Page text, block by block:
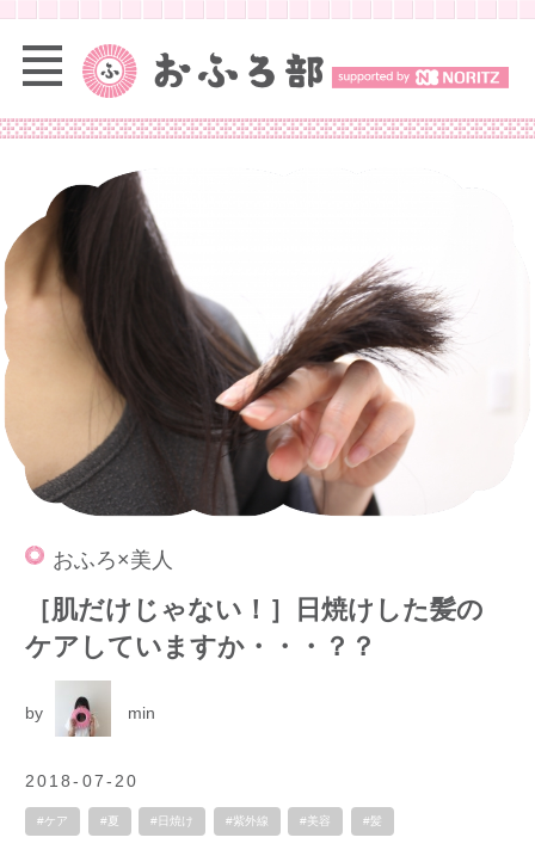
おふろ×美人
［肌だけじゃない！］日焼けした髪の
ケアしていますか・・・？？
by min
2018-07-20
#ケア #夏 #日焼け #紫外線 #美容 #髪